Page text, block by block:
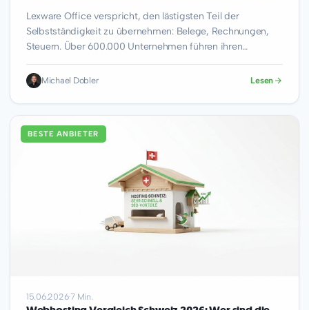
Lexware Office verspricht, den lästigsten Teil der
Selbstständigkeit zu übernehmen: Belege, Rechnungen,
Steuern. Über 600.000 Unternehmen führen ihren
Bürokram bereits darüber. Doch…
Michael Dobler Lesen
BESTE ANBIETER
15.06.2026·7 Min.